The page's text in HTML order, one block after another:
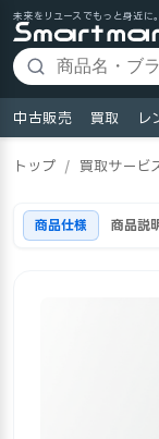
未来をリユースでもっと身近に。
中古販売 買取 レ
トップ / 買取サービ
商品仕様 商品説